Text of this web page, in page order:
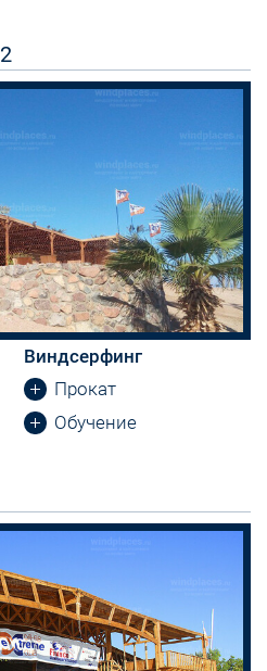
Виндсерфинг
Прокат
Обучение